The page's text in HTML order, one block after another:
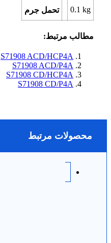
تحمل جرم 0.1kg
مطالب مرتبط:
S71908 ACD/HCP4A
S71908 ACD/P4A
S71908 CD/HCP4A
S71908 CD/P4A
محصولات مرتبط